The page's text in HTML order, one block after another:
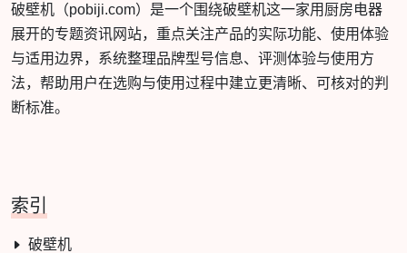
破壁机（pobiji.com）是一个围绕破壁机这一家用厨房电器
展开的专题资讯网站，重点关注产品的实际功能、使用体验
与适用边界，系统整理品牌型号信息、评测体验与使用方
法，帮助用户在选购与使用过程中建立更清晰、可核对的判
断标准。
索引
破壁机